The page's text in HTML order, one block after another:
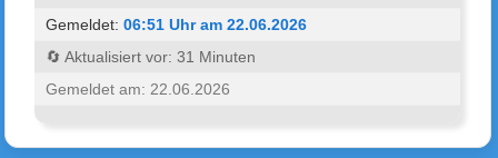
Gemeldet:06:51 Uhr am 22.06.2026
🔄 Aktualisiert vor: 31 Minuten
Gemeldet am: 22.06.2026